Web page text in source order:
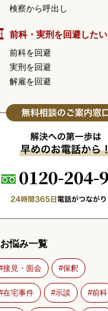
検察から呼出し
前科・実刑を回避したい
前科を回避
実刑を回避
解雇を回避
お悩み一覧
接見・面会 保釈
在宅事件 示談 前科